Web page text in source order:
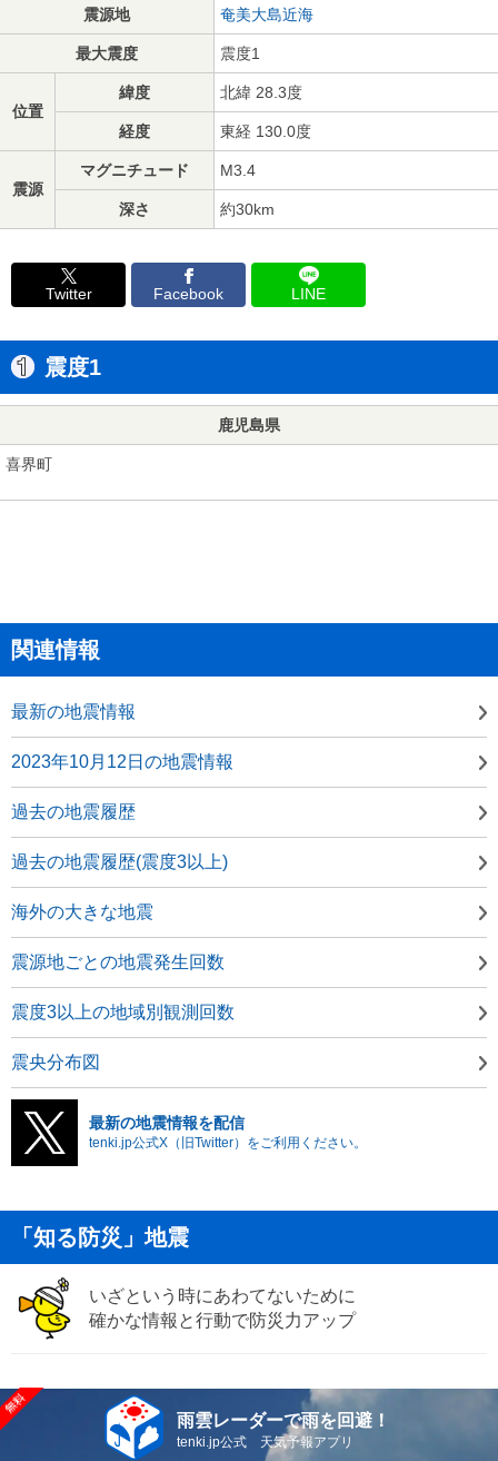
震源地 奄美大島近海
最大震度 震度1
位置
緯度 北緯 28.3度
経度 東経 130.0度
震源
マグニチュード M3.4
深さ 約30km
Twitter Facebook LINE
震度1
鹿児島県
喜界町
関連情報
最新の地震情報
2023年10月12日の地震情報
過去の地震履歴
過去の地震履歴(震度3以上)
海外の大きな地震
震源地ごとの地震発生回数
震度3以上の地域別観測回数
震央分布図
最新の地震情報を配信
tenki.jp公式X（旧Twitter）をご利用ください。
「知る防災」地震
いざという時にあわてないために
確かな情報と行動で防災力アップ
雨雲レーダーで雨を回避！
tenki.jp公式 天気予報アプリ